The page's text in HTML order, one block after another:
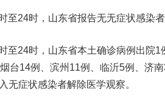
至24时，山东省报告无无症状感染者
至24时，山东省本土确诊病例出院
台14例、滨州11例、临沂5例、济
无症状感染者解除医学观察。